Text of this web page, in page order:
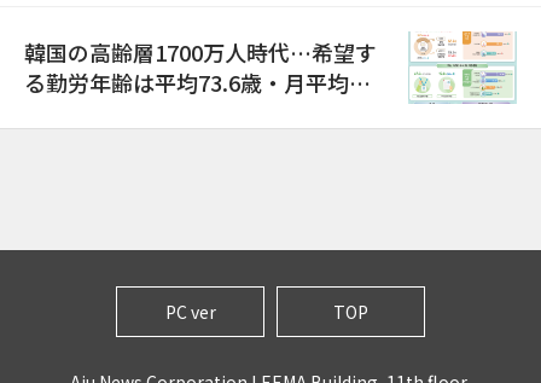
韓国の高齢層1700万人時代…希望す
る勤労年齢は平均73.6歳・月平均賃
PC ver TOP